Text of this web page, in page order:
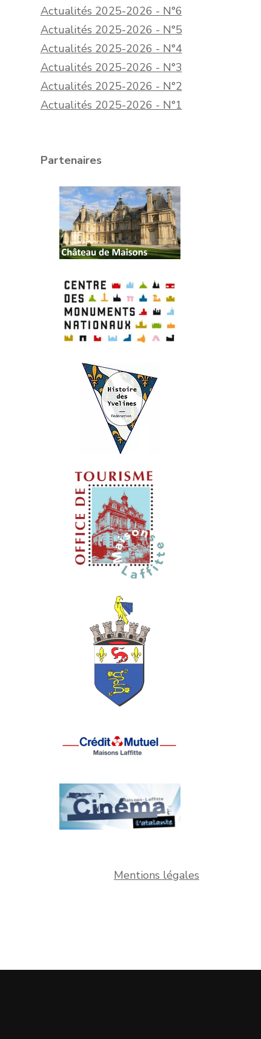
Actualités 2025-2026 - N°6
Actualités 2025-2026 - N°5
Actualités 2025-2026 - N°4
Actualités 2025-2026 - N°3
Actualités 2025-2026 - N°2
Actualités 2025-2026 - N°1
Partenaires
Mentions légales